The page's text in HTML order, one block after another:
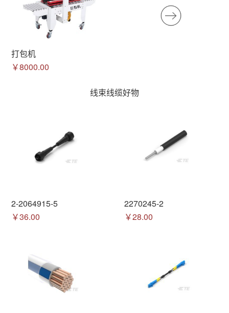
打包机
￥8000.00
线束线缆好物
2-2064915-5
￥36.00
2270245-2
￥28.00